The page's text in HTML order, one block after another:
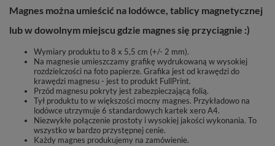
Magnes można umieścić na lodówce, tablicy magnetycznej
lub w dowolnym miejscu gdzie magnes się przyciągnie :)
Wymiary produktu to 8 x 5,5 cm (+/- 2 mm).
Na magnesie umieszczamy grafikę wydrukowaną w wysokiej
rozdzielczości na foto papierze. Grafika jest od krawędzi do
krawędzi magnesu - jest to produkt FullPrint.
Przód magnesu pokryty jest zabezpieczającą folią.
Tył produktu to w większości mocny magnes. Przykładowo na
lodówce utrzymuje 6 standardowych kartek xero A4.
Niezwykłe połączenie prostoty i wysokiej jakości wykonania. To
wszystko w bardzo przystępnej cenie.
Każdy magnes produkujemy na zamówienie.